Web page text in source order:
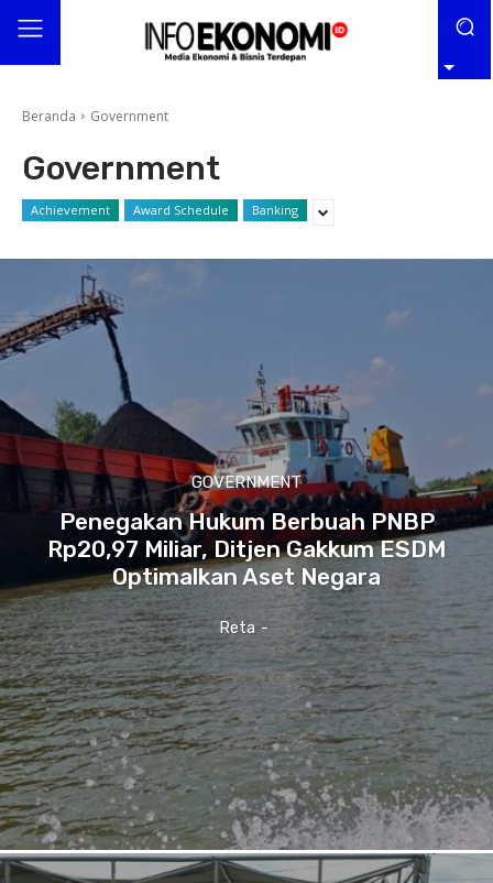
Beranda Government
Government
Achievement Award Schedule Banking
GOVERNMENT
Penegakan Hukum Berbuah PNBP
Rp20,97 Miliar, Ditjen Gakkum ESDM
Optimalkan Aset Negara
Reta -